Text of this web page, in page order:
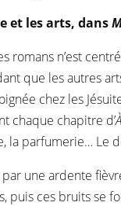
et les arts, dans
romans n’est
que les autres
chez les
chaque chapitre d’
la parfumerie… Le
par une ardente
puis ces bruits se